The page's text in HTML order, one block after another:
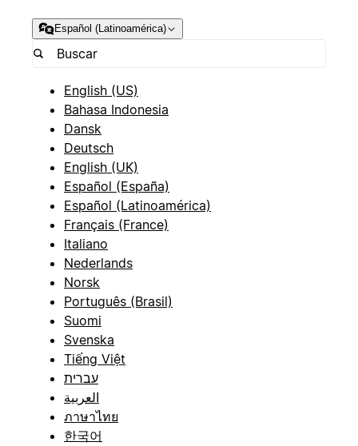
Español (Latinoamérica)
English (US)
Bahasa Indonesia
Dansk
Deutsch
English (UK)
Español (España)
Español (Latinoamérica)
Français (France)
Italiano
Nederlands
Norsk
Português (Brasil)
Suomi
Svenska
Tiếng Việt
עברית
العربية
ภาษาไทย
한국어